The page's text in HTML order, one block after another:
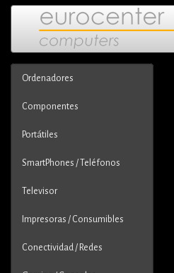
Ordenadores
Componentes
Portátiles
SmartPhones / Teléfonos
Televisor
Impresoras / Consumibles
Conectividad / Redes